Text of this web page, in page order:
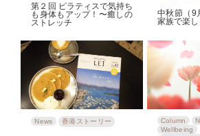
第２回 ピラティスで気持ち
も身体もアップ！〜癒しの
ストレッチ
中秋節（9
家族で楽し
News 香港ストーリー Column
Wellbeing